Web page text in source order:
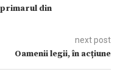
din
next post
Oamenii legii, în acțiune